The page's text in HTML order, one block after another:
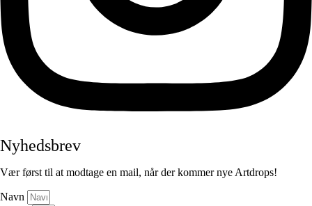
Nyhedsbrev
Vær først til at modtage en mail, når der kommer nye Artdrops!
Navn